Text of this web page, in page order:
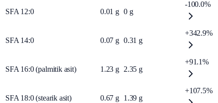
SFA 12:0 0.01 g 0 g
-100.0%
SFA 14:0 0.07 g 0.31 g
+342.9%
SFA 16:0 (palmitik asit) 1.23 g 2.35 g
+91.1%
SFA 18:0 (stearik asit) 0.67 g 1.39 g
+107.5%